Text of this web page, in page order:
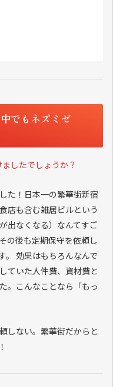
でもネズミゼ
したでしょうか？
た！日本一の繁華街新宿
店も含む雑居ビルという
出なくなる）なんてすご
の後も定期保守を依頼し
。 効果はもちろんなんで
ていた人件費、資材費と
。こんなことなら「もっ
しない。繁華街だからと